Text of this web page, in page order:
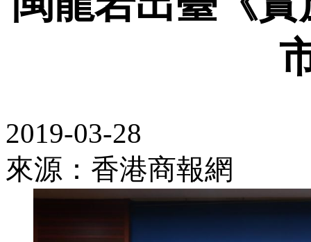
2019-03-28
來源：香港商報網